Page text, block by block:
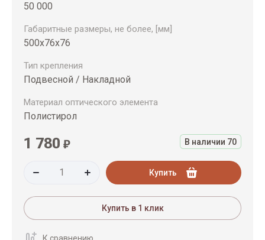
50 000
Габаритные размеры, не более, [мм]
500x76x76
Тип крепления
Подвесной / Накладной
Материал оптического элемента
Полистирол
В наличии 70
1 780 ₽
Купить
Купить в 1 клик